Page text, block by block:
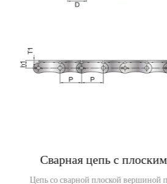
Сварная цепь со